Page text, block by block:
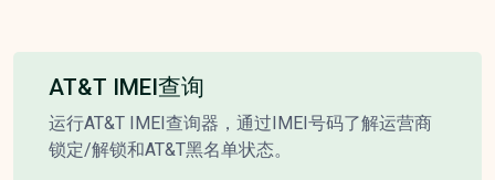
AT&T IMEI查询
运行AT&T IMEI查询器，通过IMEI号码了解运营商
锁定/解锁和AT&T黑名单状态。